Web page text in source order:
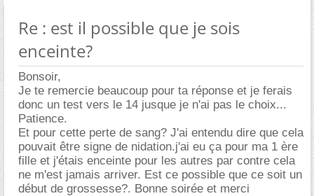
Re : est il possible que je sois
enceinte?
Bonsoir,
Je te remercie beaucoup pour ta réponse et je ferais
donc un test vers le 14 jusque je n'ai pas le choix...
Patience.
Et pour cette perte de sang? J'ai entendu dire que cela
pouvait être signe de nidation.j'ai eu ça pour ma 1 ère
fille et j'étais enceinte pour les autres par contre cela
ne m'est jamais arriver. Est ce possible que ce soit un
début de grossesse?. Bonne soirée et merci